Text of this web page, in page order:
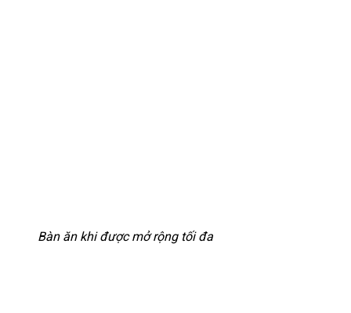
Bàn ăn khi được mở rộng tối đa